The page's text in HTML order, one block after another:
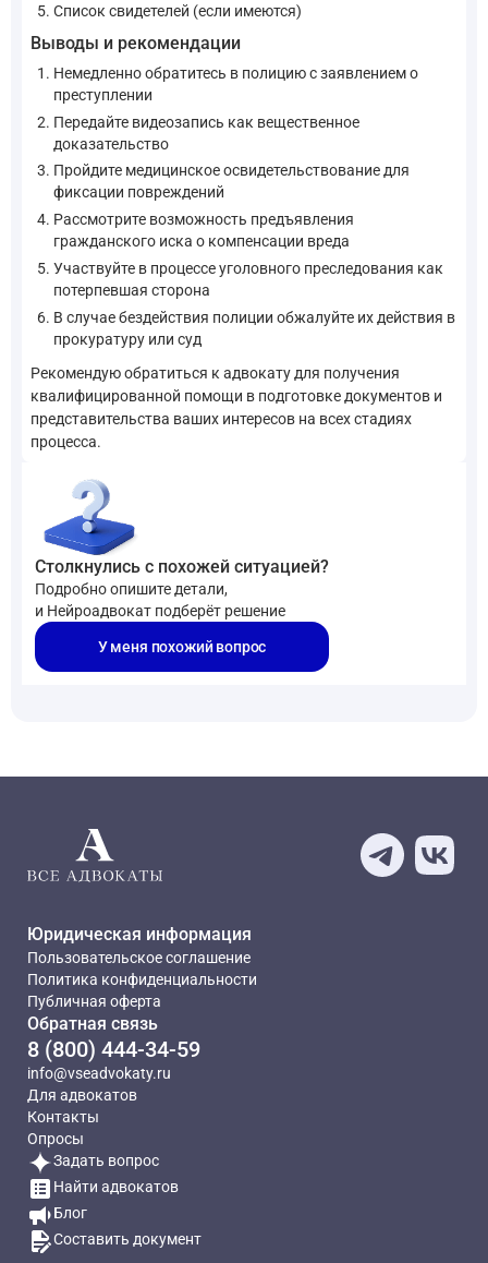
Список свидетелей (если имеются)
Выводы и рекомендации
Немедленно обратитесь в полицию с заявлением о
преступлении
Передайте видеозапись как вещественное
доказательство
Пройдите медицинское освидетельствование для
фиксации повреждений
Рассмотрите возможность предъявления
гражданского иска о компенсации вреда
Участвуйте в процессе уголовного преследования как
потерпевшая сторона
В случае бездействия полиции обжалуйте их действия в
прокуратуру или суд
Рекомендую обратиться к адвокату для получения
квалифицированной помощи в подготовке документов и
представительства ваших интересов на всех стадиях
процесса.
Столкнулись с похожей ситуацией?
Подробно опишите детали,
и Нейроадвокат подберёт решение
У меня похожий вопрос
Юридическая информация
Пользовательское соглашение
Политика конфиденциальности
Публичная оферта
Обратная связь
8 (800) 444-34-59
info@vseadvokaty.ru
Для адвокатов
Контакты
Опросы
Задать вопрос
Найти адвокатов
Блог
Составить документ